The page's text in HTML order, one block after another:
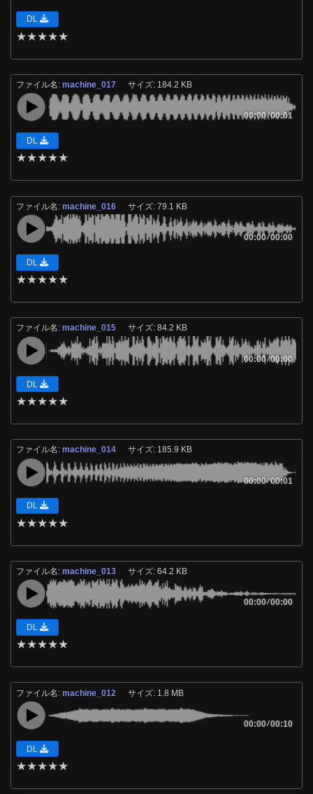
DL
★★★★★
ファイル名:machine_017 サイズ: 184.2 KB
00:00/00:01
DL
★★★★★
ファイル名:machine_016 サイズ: 79.1 KB
00:00/00:00
DL
★★★★★
ファイル名:machine_015 サイズ: 84.2 KB
00:00/00:00
DL
★★★★★
ファイル名:machine_014 サイズ: 185.9 KB
00:00/00:01
DL
★★★★★
ファイル名:machine_013 サイズ: 64.2 KB
00:00/00:00
DL
★★★★★
ファイル名:machine_012 サイズ: 1.8 MB
00:00/00:10
DL
★★★★★